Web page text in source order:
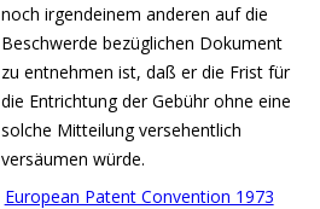
noch irgendeinem anderen auf die
Beschwerde bezüglichen Dokument
zu entnehmen ist, daß er die Frist für
die Entrichtung der Gebühr ohne eine
solche Mitteilung versehentlich
versäumen würde.
European Patent Convention 1973